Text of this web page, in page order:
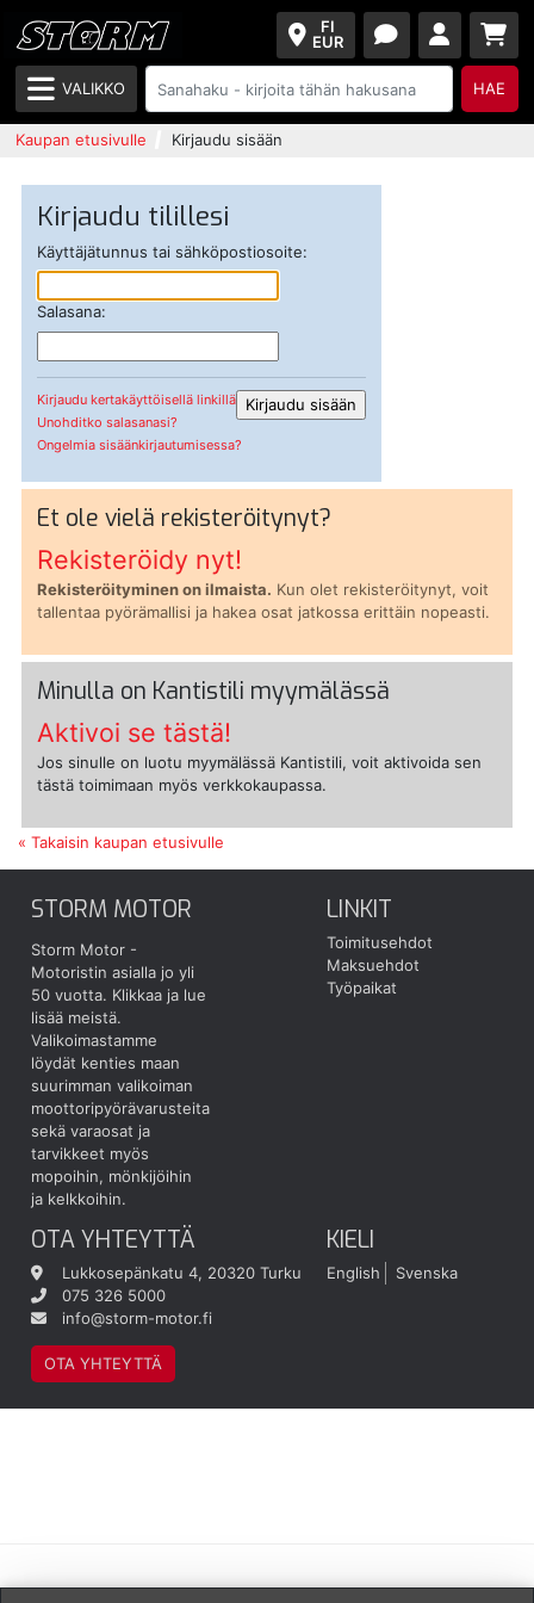
FI
EUR
VALIKKO HAE
Kaupan etusivulle Kirjaudu sisään
Kirjaudu tilillesi
Käyttäjätunnus tai sähköpostiosoite:
Salasana:
Kirjaudu kertakäyttöisellä linkillä
Unohditko salasanasi?
Ongelmia sisäänkirjautumisessa?
Et ole vielä rekisteröitynyt?
Rekisteröidy nyt!
Rekisteröityminen on ilmaista. Kun olet rekisteröitynyt, voit
tallentaa pyörämallisi ja hakea osat jatkossa erittäin nopeasti.
Minulla on Kantistili myymälässä
Aktivoi se tästä!
Jos sinulle on luotu myymälässä Kantistili, voit aktivoida sen
tästä toimimaan myös verkkokaupassa.
« Takaisin kaupan etusivulle
STORM MOTOR
Storm Motor -
Motoristin asialla jo yli
50 vuotta. Klikkaa ja lue
lisää meistä.
Valikoimastamme
löydät kenties maan
suurimman valikoiman
moottoripyörävarusteita
sekä varaosat ja
tarvikkeet myös
mopoihin, mönkijöihin
ja kelkkoihin.
LINKIT
Toimitusehdot
Maksuehdot
Työpaikat
OTA YHTEYTTÄ
Lukkosepänkatu 4, 20320 Turku
075 326 5000
info@storm-motor.fi
OTA YHTEYTTÄ
KIELI
English Svenska